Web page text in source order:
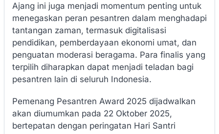
Ajang ini juga menjadi momentum penting untuk
menegaskan peran pesantren dalam menghadapi
tantangan zaman, termasuk digitalisasi
pendidikan, pemberdayaan ekonomi umat, dan
penguatan moderasi beragama. Para finalis yang
terpilih diharapkan dapat menjadi teladan bagi
pesantren lain di seluruh Indonesia.
Pemenang Pesantren Award 2025 dijadwalkan
akan diumumkan pada 22 Oktober 2025,
bertepatan dengan peringatan Hari Santri